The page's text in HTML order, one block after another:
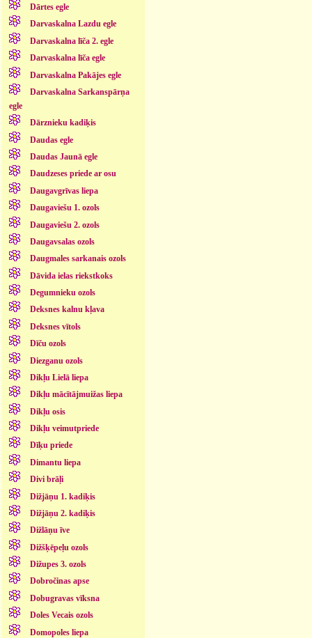
Dārtes egle
Darvaskalna Lazdu egle
Darvaskalna līča 2. egle
Darvaskalna līča egle
Darvaskalna Pakājes egle
Darvaskalna Sarkanspārņa
egle
Dārznieku kadiķis
Daudas egle
Daudas Jaunā egle
Daudzeses priede ar osu
Daugavgrīvas liepa
Daugaviešu 1. ozols
Daugaviešu 2. ozols
Daugavsalas ozols
Daugmales sarkanais ozols
Dāvida ielas riekstkoks
Degumnieku ozols
Deksnes kalnu kļava
Deksnes vītols
Dīču ozols
Diezganu ozols
Dikļu Lielā liepa
Dikļu mācītājmuižas liepa
Dikļu osis
Dikļu veimutpriede
Dīķu priede
Dimantu liepa
Divi brāļi
Dižjāņu 1. kadiķis
Dižjāņu 2. kadiķis
Dižlāņu īve
Dižšķēpeļu ozols
Dižupes 3. ozols
Dobročinas apse
Dobugravas vīksna
Doles Vecais ozols
Domopoles liepa